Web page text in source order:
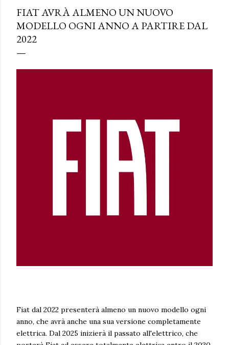
FIAT AVRÀ ALMENO UN NUOVO
MODELLO OGNI ANNO A PARTIRE DAL
2022
Fiat dal 2022 presenterà almeno un nuovo modello ogni
anno, che avrà anche una sua versione completamente
elettrica. Dal 2025 inizierà il passato all'elettrico, che